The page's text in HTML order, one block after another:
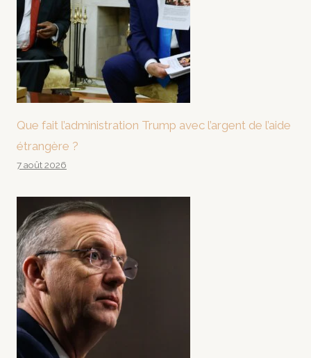
Que fait l’administration Trump avec l’argent de l’aide
étrangère ?
7 août 2026